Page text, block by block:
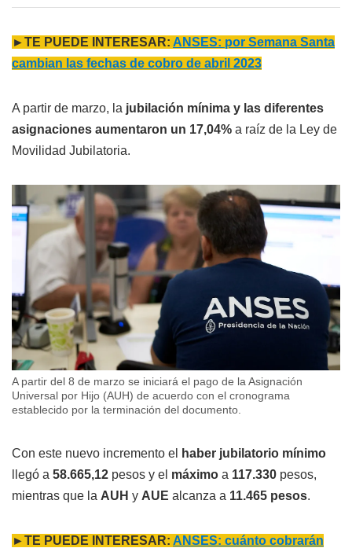
►TE PUEDE INTERESAR: ANSES: por Semana Santa
cambian las fechas de cobro de abril 2023
A partir de marzo, la jubilación mínima y las diferentes
asignaciones aumentaron un 17,04% a raíz de la Ley de
Movilidad Jubilatoria.
A partir del 8 de marzo se iniciará el pago de la Asignación
Universal por Hijo (AUH) de acuerdo con el cronograma
establecido por la terminación del documento.
Con este nuevo incremento el
haber jubilatorio mínimo
llegó a 58.665,12 pesos y el máximo a 117.330 pesos,
mientras que la AUH y AUE alcanza a 11.465 pesos.
►TE PUEDE INTERESAR: ANSES: cuánto cobrarán